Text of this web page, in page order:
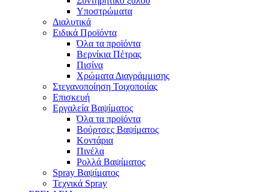
Υποστρώματα
Διαλυτικά
Ειδικά Προϊόντα
Όλα τα προϊόντα
Βερνίκια Πέτρας
Πισίνα
Χρώματα Διαγράμμισης
Στεγανοποίηση Τοιχοποιίας
Επισκευή
Εργαλεία Βαψίματος
Όλα τα προϊόντα
Βούρτσες Βαψίματος
Κοντάρια
Πινέλα
Ρολλά Βαψίματος
Spray Βαψίματος
Τεχνικά Spray